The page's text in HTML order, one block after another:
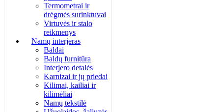
Termometrai ir
drėgmės surinktuvai
Virtuvės ir stalo
reikmenys
Namų interjeras
Baldai
Baldų furnitūra
Interjero detalės
Karnizai ir jų priedai
Kilimai, kailiai ir
kilimėliai
Namų tekstilė